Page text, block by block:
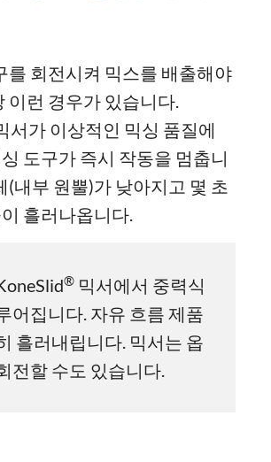
를 회전시켜 믹스를 배출해야
이런 경우가 있습니다.
서가 이상적인 믹싱 품질에
도구가 즉시 작동을 멈춥니
(내부 원뿔)가 낮아지고 몇 초
흘러나옵니다.
® 믹서에서 중력식
어집니다. 자유 흐름 제품
흘러내립니다. 믹서는 옵
전할 수도 있습니다.